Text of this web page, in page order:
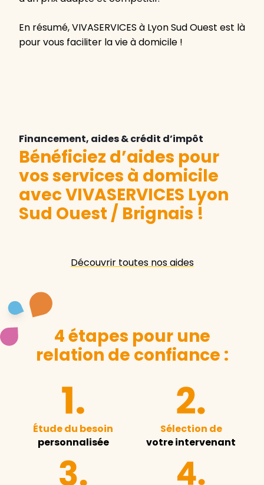
En résumé, VIVASERVICES à Lyon Sud Ouest est là
pour vous faciliter la vie à domicile !
Financement, aides & crédit d’impôt
Bénéficiez d’aides pour
vos services à domicile
avec VIVASERVICES Lyon
Sud Ouest / Brignais !
Découvrir toutes nos aides
4 étapes pour une
relation de confiance :
Étude du besoin
personnalisée
Sélection de
votre intervenant